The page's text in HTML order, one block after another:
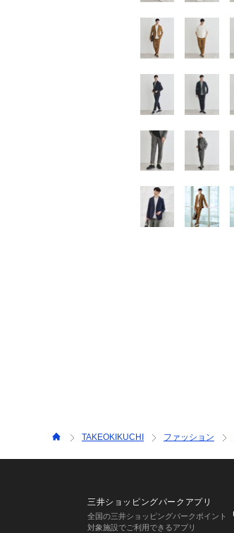
TAKEOKIKUCHI ファッション
三井ショッピングパークアプリ
全国の三井ショッピングパークポイント
対象施設でご利用できるアプリ